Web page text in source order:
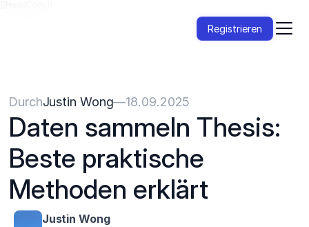
Registrieren
DurchJustin Wong—18.09.2025
Daten sammeln Thesis:
Beste praktische
Methoden erklärt
Justin Wong